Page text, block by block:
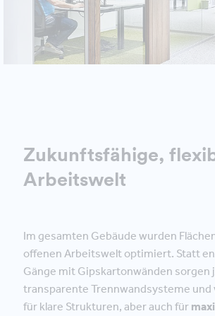
Zukunftsfähige,
Arbeitswelt
Im gesamten Gebäude wurden
offenen Arbeitswelt optimiert. Statt
Gänge mit Gipskartonwänden sorgen
transparente Trennwandsysteme und
für klare Strukturen, aber auch für